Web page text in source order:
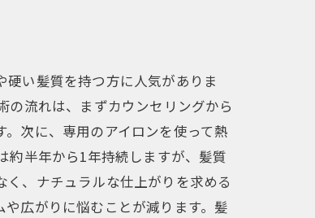
い髪質を持つ方に人気がありま
の流れは、まずカウンセリングから
次に、専用のアイロンを使って熱
約半年から1年持続しますが、髪質
、ナチュラルな仕上がりを求める
広がりに悩むことが減ります。髪